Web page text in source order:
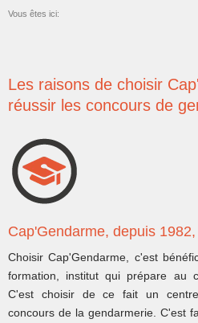
Vous êtes ici:
Les raisons de choisir
réussir les concours de
Cap'Gendarme, depuis
Choisir Cap'Gendarme, c'est
formation, institut qui prépare au
C'est choisir de ce fait un
concours de la gendarmerie. C'est